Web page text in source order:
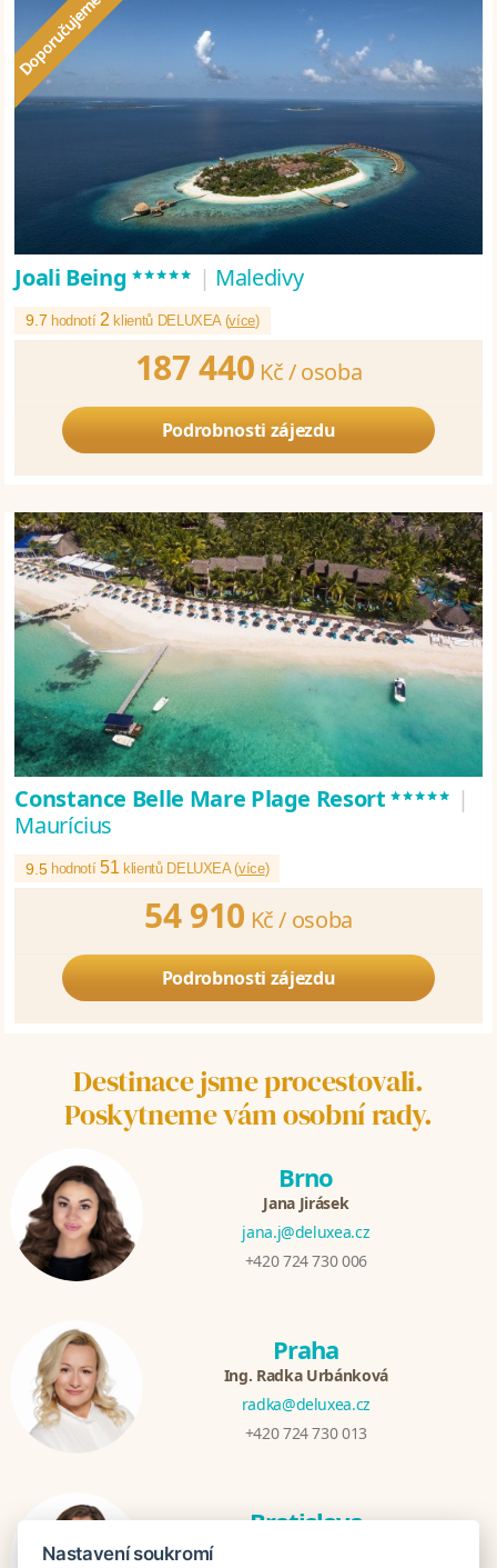
Joali Being***** | Maledivy
9.7 hodnotí 2 klientů DELUXEA (více)
187 440 Kč /osoba
Podrobnosti zájezdu
Constance Belle Mare Plage Resort***** |
Maurícius
9.5 hodnotí51klientů DELUXEA (více)
54 910 Kč / osoba
Podrobnosti zájezdu
Destinace jsme procestovali.
Poskytneme vám osobní rady.
Brno
Jana Jirásek
jana.j@deluxea.cz
+420 724 730 006
Praha
Ing. Radka Urbánková
radka@deluxea.cz
+420 724 730 013
Bratislava
Nastavení soukromí